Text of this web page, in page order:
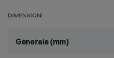
DIMENSIONI
Generale (mm)